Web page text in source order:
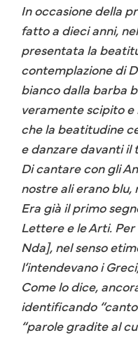
In occasione della
fatto a dieci anni,
presentata la
contemplazione di
bianco dalla barba
veramente scipito e
che la beatitudine
e danzare davanti il
Di cantare con gli
nostre ali erano blu,
Era già il primo
Lettere e le Arti.
Nda], nel senso
l’intendevano i
Come lo dice,
identificando
“parole gradite al